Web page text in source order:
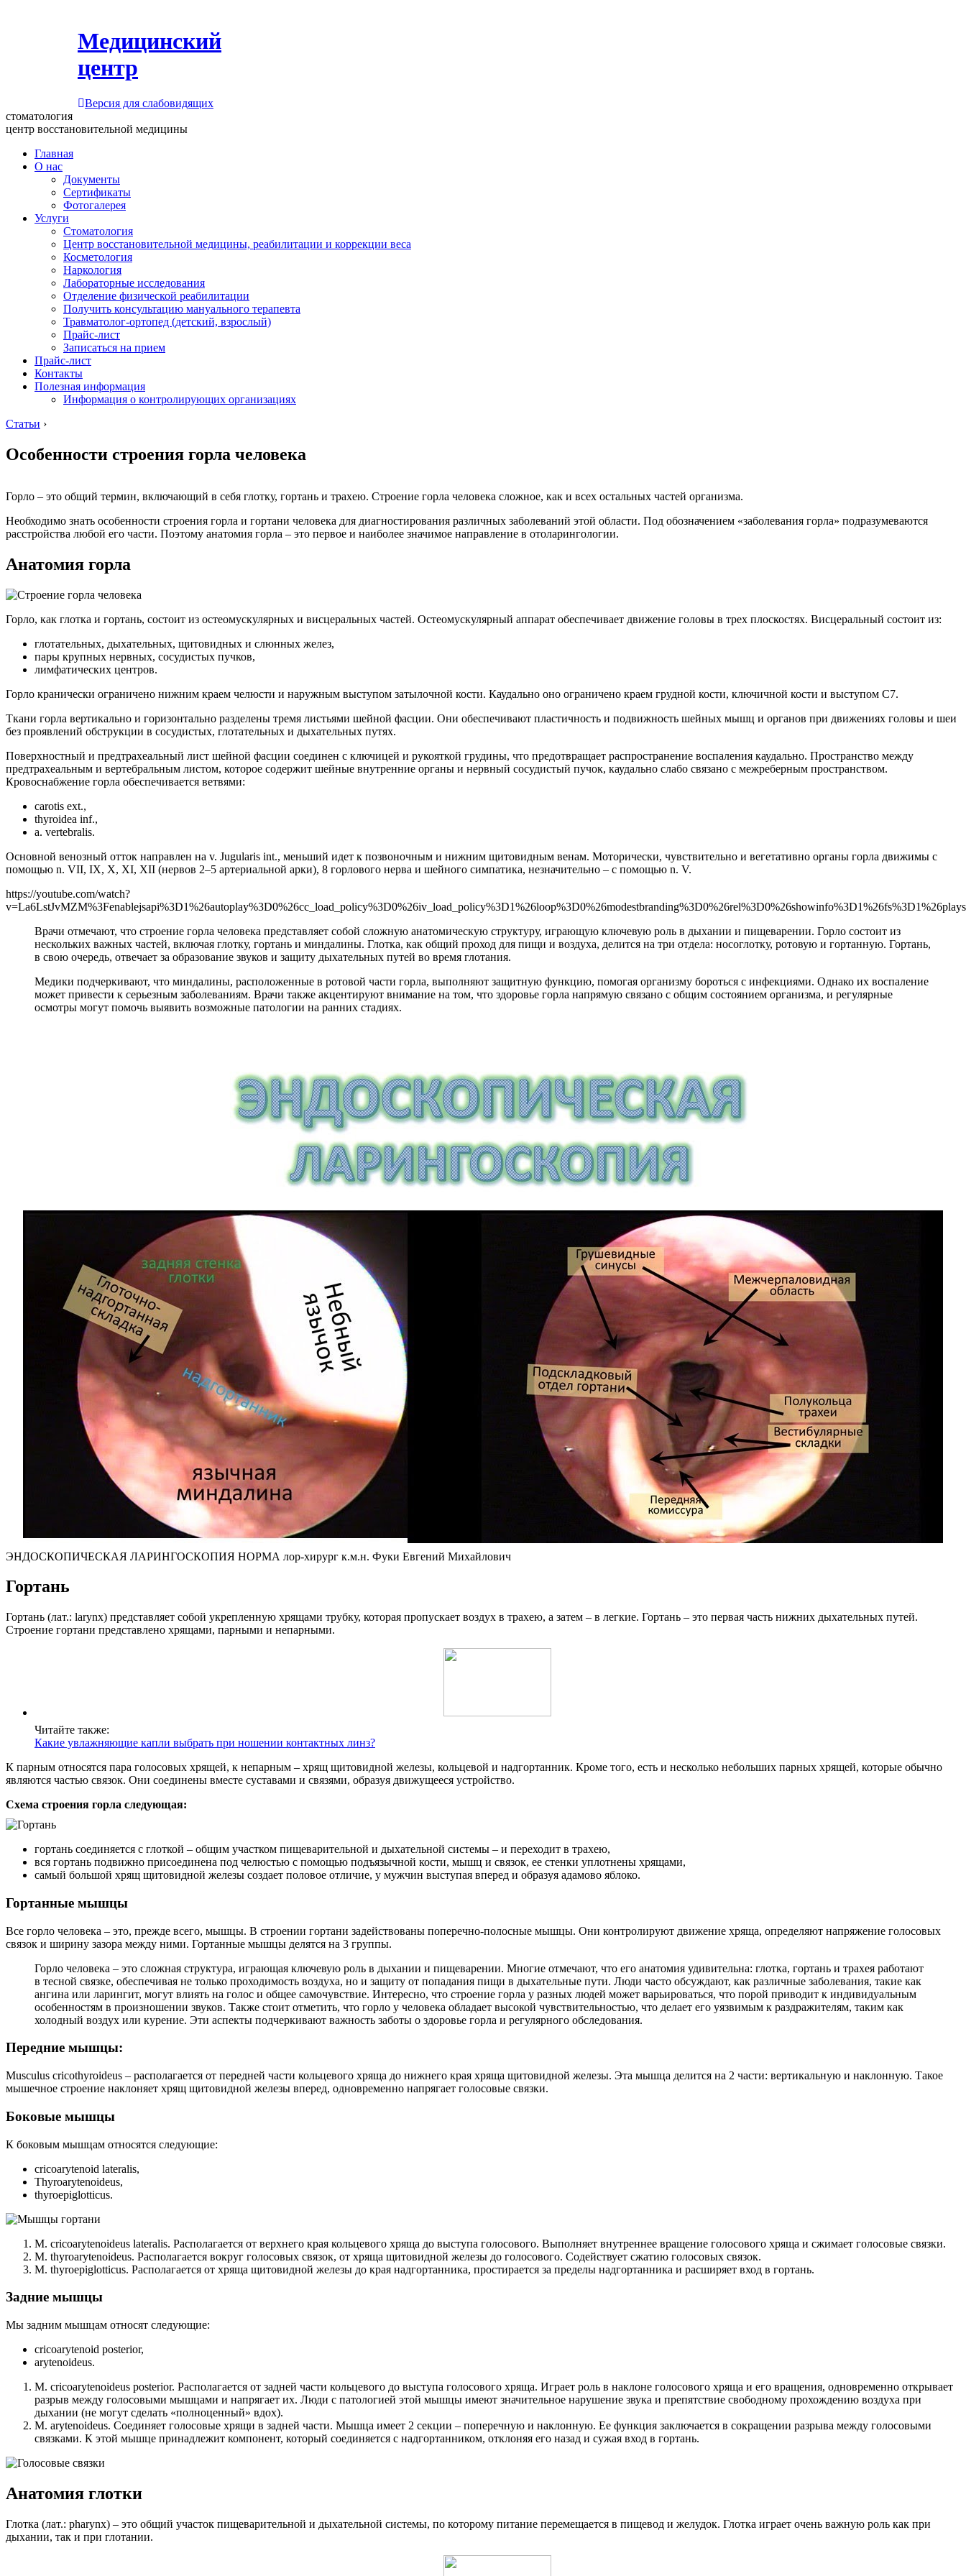
Медицинский
центр
Версия для слабовидящих
стоматология
центр восстановительной медицины
Главная
О нас
Документы
Сертификаты
Фотогалерея
Услуги
Стоматология
Центр восстановительной медицины, реабилитации и коррекции веса
Косметология
Наркология
Лабораторные исследования
Отделение физической реабилитации
Получить консультацию мануального терапевта
Травматолог-ортопед (детский, взрослый)
Прайс-лист
Записаться на прием
Прайс-лист
Контакты
Полезная информация
Информация о контролирующих организациях
Статьи ›
Особенности строения горла человека
Горло – это общий термин, включающий в себя глотку, гортань и трахею. Строение горла человека сложное, как и всех остальных частей организма.
Необходимо знать особенности строения горла и гортани человека для диагностирования различных заболеваний этой области. Под обозначением «заболевания горла» подразумеваются
расстройства любой его части. Поэтому анатомия горла – это первое и наиболее значимое направление в отоларингологии.
Анатомия горла
Горло, как глотка и гортань, состоит из остеомускулярных и висцеральных частей. Остеомускулярный аппарат обеспечивает движение головы в трех плоскостях. Висцеральный состоит из:
глотательных, дыхательных, щитовидных и слюнных желез,
пары крупных нервных, сосудистых пучков,
лимфатических центров.
Горло кранически ограничено нижним краем челюсти и наружным выступом затылочной кости. Каудально оно ограничено краем грудной кости, ключичной кости и выступом C7.
Ткани горла вертикально и горизонтально разделены тремя листьями шейной фасции. Они обеспечивают пластичность и подвижность шейных мышц и органов при движениях головы и шеи
без проявлений обструкции в сосудистых, глотательных и дыхательных путях.
Поверхностный и предтрахеальный лист шейной фасции соединен с ключицей и рукояткой грудины, что предотвращает распространение воспаления каудально. Пространство между
предтрахеальным и вертебральным листом, которое содержит шейные внутренние органы и нервный сосудистый пучок, каудально слабо связано с межреберным пространством.
Кровоснабжение горла обеспечивается ветвями:
carotis ext.,
thyroidea inf.,
а. vertebralis.
Основной венозный отток направлен на v. Jugularis int., меньший идет к позвоночным и нижним щитовидным венам. Моторически, чувствительно и вегетативно органы горла движимы с
помощью n. VII, IX, X, XI, XII (нервов 2–5 артериальной арки), 8 горлового нерва и шейного симпатика, незначительно – с помощью n. V.
https://youtube.com/watch?
Врачи отмечают, что строение горла человека представляет собой сложную анатомическую структуру, играющую ключевую роль в дыхании и пищеварении. Горло состоит из
нескольких важных частей, включая глотку, гортань и миндалины. Глотка, как общий проход для пищи и воздуха, делится на три отдела: носоглотку, ротовую и гортанную. Гортань,
в свою очередь, отвечает за образование звуков и защиту дыхательных путей во время глотания.
Медики подчеркивают, что миндалины, расположенные в ротовой части горла, выполняют защитную функцию, помогая организму бороться с инфекциями. Однако их воспаление
может привести к серьезным заболеваниям. Врачи также акцентируют внимание на том, что здоровье горла напрямую связано с общим состоянием организма, и регулярные
осмотры могут помочь выявить возможные патологии на ранних стадиях.
ЭНДОСКОПИЧЕСКАЯ ЛАРИНГОСКОПИЯ НОРМА лор-хирург к.м.н. Фуки Евгений Михайлович
Гортань
Гортань (лат.: larynx) представляет собой укрепленную хрящами трубку, которая пропускает воздух в трахею, а затем – в легкие. Гортань – это первая часть нижних дыхательных путей.
Строение гортани представлено хрящами, парными и непарными.
Читайте также:
Какие увлажняющие капли выбрать при ношении контактных линз?
К парным относятся пара голосовых хрящей, к непарным – хрящ щитовидной железы, кольцевой и надгортанник. Кроме того, есть и несколько небольших парных хрящей, которые обычно
являются частью связок. Они соединены вместе суставами и связями, образуя движущееся устройство.
Схема строения горла следующая:
гортань соединяется с глоткой – общим участком пищеварительной и дыхательной системы – и переходит в трахею,
вся гортань подвижно присоединена под челюстью с помощью подъязычной кости, мышц и связок, ее стенки уплотнены хрящами,
самый большой хрящ щитовидной железы создает половое отличие, у мужчин выступая вперед и образуя адамово яблоко.
Гортанные мышцы
Все горло человека – это, прежде всего, мышцы. В строении гортани задействованы поперечно-полосные мышцы. Они контролируют движение хряща, определяют напряжение голосовых
связок и ширину зазора между ними. Гортанные мышцы делятся на 3 группы.
Горло человека – это сложная структура, играющая ключевую роль в дыхании и пищеварении. Многие отмечают, что его анатомия удивительна: глотка, гортань и трахея работают
в тесной связке, обеспечивая не только проходимость воздуха, но и защиту от попадания пищи в дыхательные пути. Люди часто обсуждают, как различные заболевания, такие как
ангина или ларингит, могут влиять на голос и общее самочувствие. Интересно, что строение горла у разных людей может варьироваться, что порой приводит к индивидуальным
особенностям в произношении звуков. Также стоит отметить, что горло у человека обладает высокой чувствительностью, что делает его уязвимым к раздражителям, таким как
холодный воздух или курение. Эти аспекты подчеркивают важность заботы о здоровье горла и регулярного обследования.
Передние мышцы:
Musculus cricothyroideus – располагается от передней части кольцевого хряща до нижнего края хряща щитовидной железы. Эта мышца делится на 2 части: вертикальную и наклонную. Такое
мышечное строение наклоняет хрящ щитовидной железы вперед, одновременно напрягает голосовые связки.
Боковые мышцы
К боковым мышцам относятся следующие:
cricoarytenoid lateralis,
Thyroarytenoideus,
thyroepiglotticus.
M. cricoarytenoideus lateralis. Располагается от верхнего края кольцевого хряща до выступа голосового. Выполняет внутреннее вращение голосового хряща и сжимает голосовые связки.
M. thyroarytenoideus. Располагается вокруг голосовых связок, от хряща щитовидной железы до голосового. Содействует сжатию голосовых связок.
M. thyroepiglotticus. Располагается от хряща щитовидной железы до края надгортанника, простирается за пределы надгортанника и расширяет вход в гортань.
Задние мышцы
Мы задним мышцам относят следующие:
cricoarytenoid posterior,
arytenoideus.
M. cricoarytenoideus posterior. Располагается от задней части кольцевого до выступа голосового хряща. Играет роль в наклоне голосового хряща и его вращения, одновременно открывает
разрыв между голосовыми мышцами и напрягает их. Люди с патологией этой мышцы имеют значительное нарушение звука и препятствие свободному прохождению воздуха при
дыхании (не могут сделать «полноценный» вдох).
M. arytenoideus. Соединяет голосовые хрящи в задней части. Мышца имеет 2 секции – поперечную и наклонную. Ее функция заключается в сокращении разрыва между голосовыми
связками. К этой мышце принадлежит компонент, который соединяется с надгортанником, отклоняя его назад и сужая вход в гортань.
Анатомия глотки
Глотка (лат.: pharynx) – это общий участок пищеварительной и дыхательной системы, по которому питание перемещается в пищевод и желудок. Глотка играет очень важную роль как при
дыхании, так и при глотании.